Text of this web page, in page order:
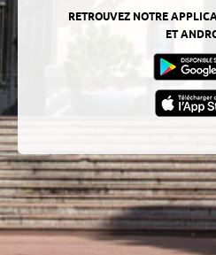
RETROUVEZ NOTRE
ET